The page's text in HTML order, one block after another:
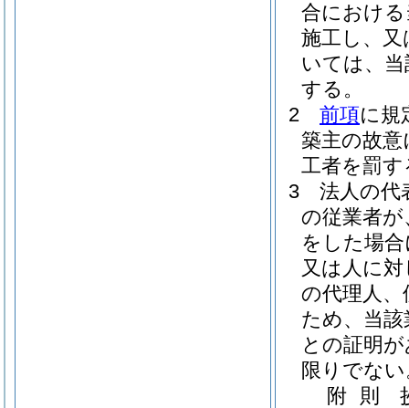
合におけ
施工し、
いては、
する。
2
前項に規
築主の故
工者を罰
3
法人の代
の従業者
をした場
又は人に
の代理人
ため、当
との証明
限りでな
附 則